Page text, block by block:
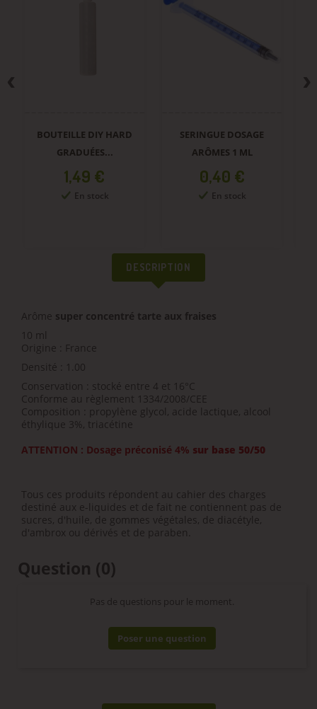
BOUTEILLE DIY HARD
GRADUÉES...
Prix
1,49 €
En stock
SERINGUE DOSAGE
ARÔMES 1 ML
Prix
0,40 €
En stock
DESCRIPTION
Arôme super concentré tarte aux fraises
10 ml
Origine : France
Densité : 1.00
Conservation : stocké entre 4 et 16°C
Conforme au règlement 1334/2008/CEE
Composition : propylène glycol, acide lactique, alcool
éthylique 3%, triacétine
ATTENTION : Dosage préconisé 4% sur base 50/50
Tous ces produits répondent au cahier des charges
destiné aux e-liquides et de fait ne contiennent pas de
sucres, d'huile, de gommes végétales, de diacétyle,
d'ambrox ou dérivés et de paraben.
Question (0)
Pas de questions pour le moment.
Poser une question